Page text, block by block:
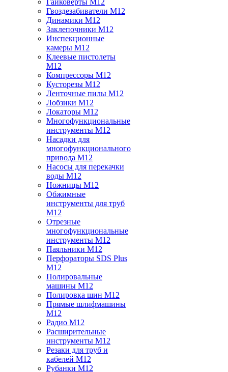
Гайковерты M12
Гвоздезабиватели M12
Динамики M12
Заклепочники M12
Инспекционные
камеры M12
Клеевые пистолеты
M12
Компрессоры M12
Кусторезы M12
Ленточные пилы M12
Лобзики M12
Локаторы M12
Многофункциональные
инструменты M12
Насадки для
многофункционального
привода M12
Насосы для перекачки
воды M12
Ножницы M12
Обжимные
инструменты для труб
M12
Отрезные
многофункциональные
инструменты M12
Паяльники M12
Перфораторы SDS Plus
M12
Полировальные
машины M12
Полировка шин M12
Прямые шлифмашины
M12
Радио M12
Расширительные
инструменты M12
Резаки для труб и
кабелей M12
Рубанки M12